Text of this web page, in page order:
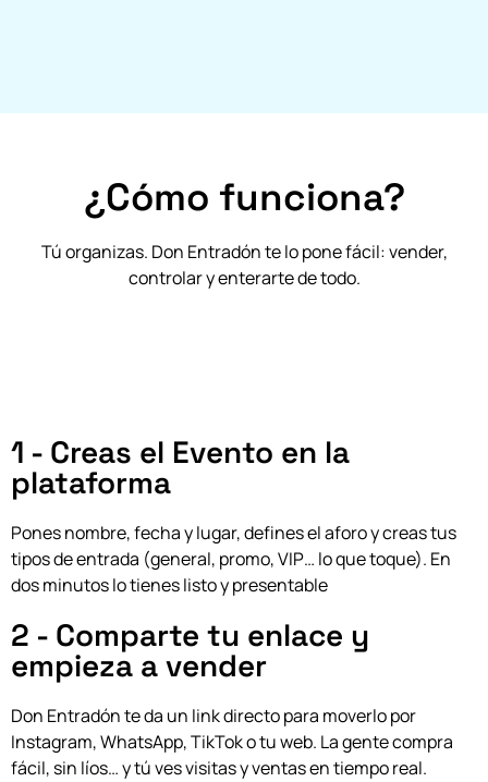
¿Cómo funciona?
Tú organizas. Don Entradón te lo pone fácil: vender,
controlar y enterarte de todo.
1 - Creas el Evento en la
plataforma
Pones nombre, fecha y lugar, defines el aforo y creas tus
tipos de entrada (general, promo, VIP… lo que toque). En
dos minutos lo tienes listo y presentable
2 - Comparte tu enlace y
empieza a vender
Don Entradón te da un link directo para moverlo por
Instagram, WhatsApp, TikTok o tu web. La gente compra
fácil, sin líos… y tú ves visitas y ventas en tiempo real.